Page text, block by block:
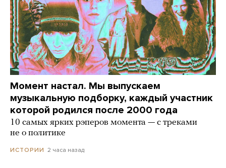
Момент настал. Мы выпускаем
музыкальную подборку, каждый участник
которой родился после 2000 года
10 самых ярких рэперов момента — с треками
не о политике
ИСТОРИИ 2 часа назад